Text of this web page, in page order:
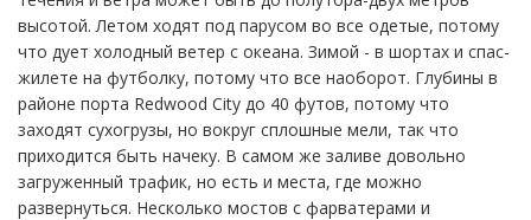
высотой. Летом ходят под парусом во все одетые, потому
что дует холодный ветер с океана. Зимой - в шортах и спас-
жилете на футболку, потому что все наоборот. Глубины в
районе порта Redwood City до 40 футов, потому что
заходят сухогрузы, но вокруг сплошные мели, так что
приходится быть начеку. В самом же заливе довольно
загруженный трафик, но есть и места, где можно
развернуться. Несколько мостов с фарватерами и